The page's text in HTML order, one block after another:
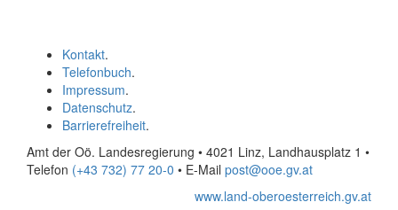
Kontakt.
Telefonbuch.
Impressum.
Datenschutz.
Barrierefreiheit.
Amt der Oö. Landesregierung • 4021 Linz, Landhausplatz 1 •
Telefon (+43 732) 77 20-0 • E-Mail post@ooe.gv.at
www.land-oberoesterreich.gv.at